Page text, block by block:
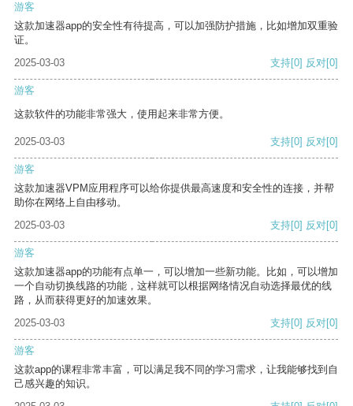
游客
这款加速器app的安全性有待提高，可以加强防护措施，比如增加双重验
证。
2025-03-03
支持[0] 反对[0]
游客
这款软件的功能非常强大，使用起来非常方便。
2025-03-03 支持[0] 反对[0]
游客
这款加速器VPM应用程序可以给你提供最高速度和安全性的连接，并帮
助你在网络上自由移动。
2025-03-03
支持[0] 反对[0]
游客
这款加速器app的功能有点单一，可以增加一些新功能。比如，可以增加
一个自动切换线路的功能，这样就可以根据网络情况自动选择最优的线
路，从而获得更好的加速效果。
2025-03-03
支持[0] 反对[0]
游客
这款app的课程非常丰富，可以满足我不同的学习需求，让我能够找到自
己感兴趣的知识。